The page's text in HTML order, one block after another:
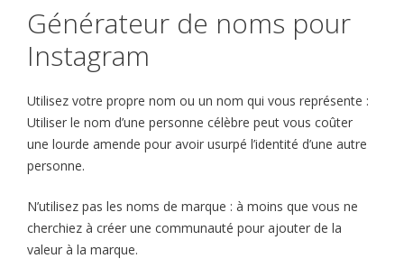
Générateur de noms pour
Instagram
Utilisez votre propre nom ou un nom qui vous représente :
Utiliser le nom d’une personne célèbre peut vous coûter
une lourde amende pour avoir usurpé l’identité d’une autre
personne.
N’utilisez pas les noms de marque : à moins que vous ne
cherchiez à créer une communauté pour ajouter de la
valeur à la marque.